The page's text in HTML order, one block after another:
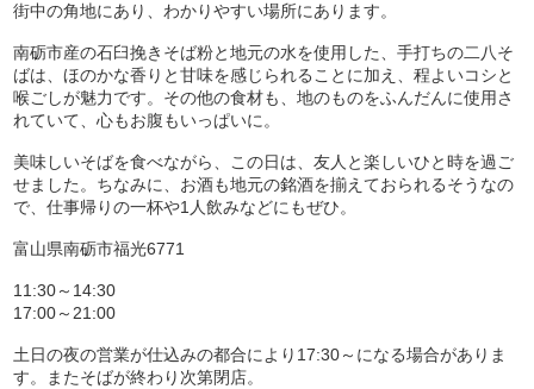
街中の角地にあり、わかりやすい場所にあります。
南砺市産の石臼挽きそば粉と地元の水を使用した、手打ちの二八そ
ばは、ほのかな香りと甘味を感じられることに加え、程よいコシと
喉ごしが魅力です。その他の食材も、地のものをふんだんに使用さ
れていて、心もお腹もいっぱいに。
美味しいそばを食べながら、この日は、友人と楽しいひと時を過ご
せました。ちなみに、お酒も地元の銘酒を揃えておられるそうなの
で、仕事帰りの一杯や1人飲みなどにもぜひ。
富山県南砺市福光6771
11:30～14:30
17:00～21:00
土日の夜の営業が仕込みの都合により17:30～になる場合がありま
す。またそばが終わり次第閉店。